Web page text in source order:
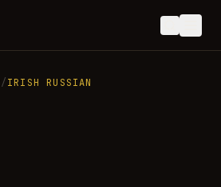
/IRISH RUSSIAN